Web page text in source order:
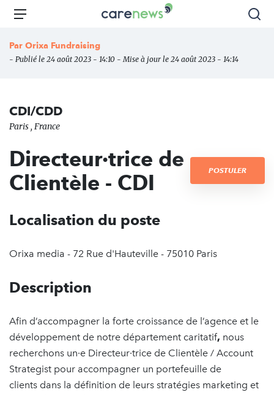
Aller
principal
Carenews,
des
Menu
Par Orixa Fundraising
- Publié le 24 août 2023 - 14:10 - Mise à jour le 24 août 2023 - 14:14
CDI/CDD
Paris , France
Directeur·trice de
Clientèle - CDI
POSTULER
Localisation du poste
Orixa media - 72 Rue d'Hauteville - 75010 Paris
Description
Afin d’accompagner la forte croissance de l’agence et le
développement de notre département caritatif, nous
recherchons un·e Directeur·trice de Clientèle / Account
Strategist pour accompagner un portefeuille de
clients dans la définition de leurs stratégies marketing et